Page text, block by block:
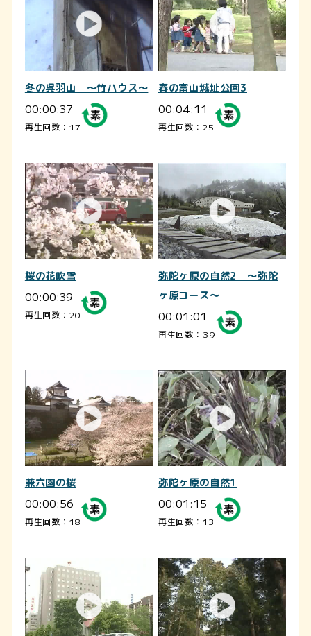
冬の呉羽山 ～竹ハウス～
00:00:37
再生回数：17
春の富山城址公園3
00:04:11
再生回数：25
桜の花吹雪
00:00:39
再生回数：20
弥陀ヶ原の自然2 ～弥陀
ヶ原コース～
00:01:01
再生回数：39
兼六園の桜
00:00:56
再生回数：18
弥陀ヶ原の自然1
00:01:15
再生回数：13